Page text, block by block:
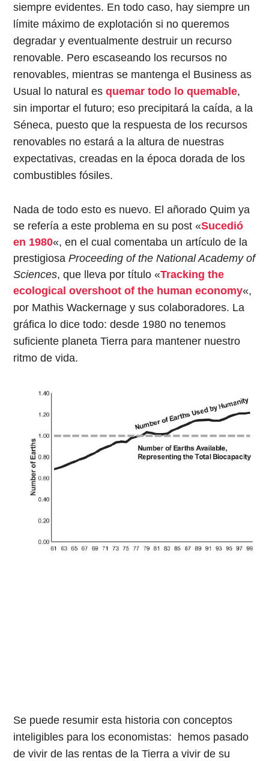
siempre evidentes. En todo caso, hay siempre un
límite máximo de explotación si no queremos
degradar y eventualmente destruir un recurso
renovable. Pero escaseando los recursos no
renovables, mientras se mantenga el Business as
Usual lo natural esquemar todo lo quemable,
sin importar el futuro; eso precipitará la caída, a la
Séneca, puesto que la respuesta de los recursos
renovables no estará a la altura de nuestras
expectativas, creadas en la época dorada de los
combustibles fósiles.
Nada de todo esto es nuevo. El añorado Quim ya
se refería a este problema en su post «Sucedió
en 1980«, en el cual comentaba un artículo de la
prestigiosaProceeding of the National Academy of
Sciences, que lleva por título «Tracking the
ecological overshoot of the human economy«,
por Mathis Wackernage y sus colaboradores. La
gráfica lo dice todo: desde 1980 no tenemos
suficiente planeta Tierra para mantener nuestro
ritmo de vida.
Se puede resumir esta historia con conceptos
inteligibles para los economistas: hemos pasado
de vivir de las rentas de la Tierra a vivir de su